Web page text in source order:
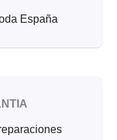
España